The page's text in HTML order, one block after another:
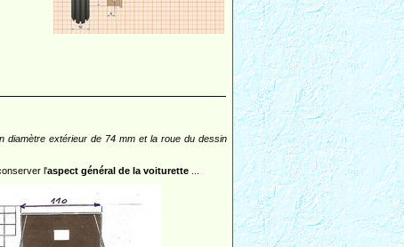
diamètre extérieur de 74 mm et la roue du dessin
l'aspect général de la voiturette